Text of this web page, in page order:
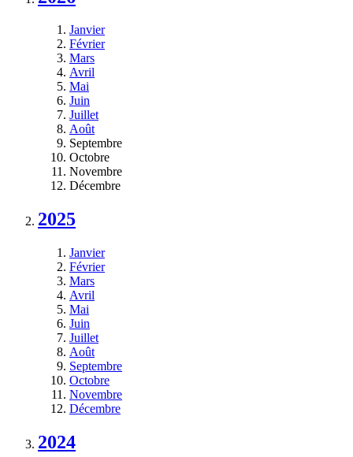
Janvier
Février
Mars
Avril
Mai
Juin
Juillet
Août
Septembre
Octobre
Novembre
Décembre
2025
Janvier
Février
Mars
Avril
Mai
Juin
Juillet
Août
Septembre
Octobre
Novembre
Décembre
2024